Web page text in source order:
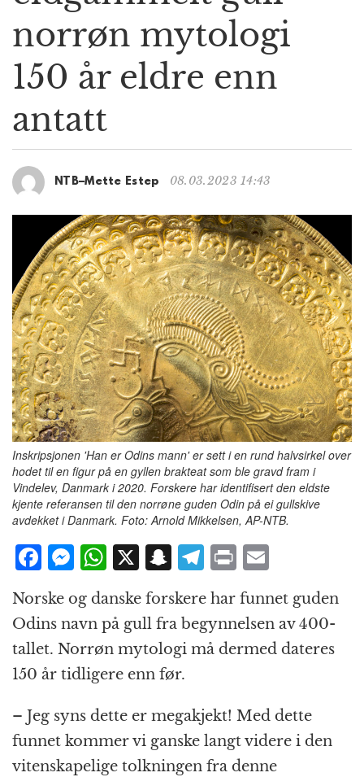
a
t
norrøn mytologi
150 år eldre enn
antatt
NTB–Mette Estep 08.03.2023 14:43
Inskripsjonen 'Han er Odins mann' er sett i en rund halvsirkel over
hodet til en figur på en gyllen brakteat som ble gravd fram i
Vindelev, Danmark i 2020. Forskere har identifisert den eldste
kjente referansen til den norrøne guden Odin på ei gullskive
avdekket i Danmark. Foto: Arnold Mikkelsen, AP-NTB.
F
a
c
e
b
o
o
k
M
ss
e
n
g
e
r
W
at
s
A
p
p
X S
n
a
p
c
h
at
T
el
e
g
r
m
P
ri
n
t
ai
l
Norske og danske forskere har funnet guden
Odins navn på gull fra begynnelsen av 400-
tallet. Norrøn mytologi må dermed dateres
150 år tidligere enn før.
– Jeg syns dette er megakjekt! Med dette
funnet kommer vi ganske langt videre i den
vitenskapelige tolkningen fra denne